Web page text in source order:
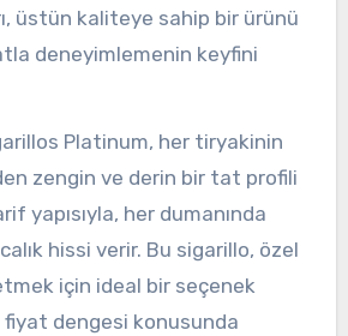
üstün kaliteye sahip bir ürünü
deneyimlemenin keyfini
Platinum, her tiryakinin
zengin ve derin bir tat profili
yapısıyla, her dumanında
hissi verir. Bu sigarillo, özel
için ideal bir seçenek
fiyat dengesi konusunda